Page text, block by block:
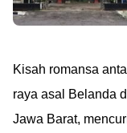
Kisah romansa
raya asal Belanda
Jawa Barat,